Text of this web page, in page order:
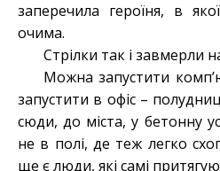
заперечила героїня, в
очима.
Стрілки так і завмерли
Можна запустити
запустити в офіс –
сюди, до міста, у бетонну
не в полі, де теж легко
ще є люди, які самі